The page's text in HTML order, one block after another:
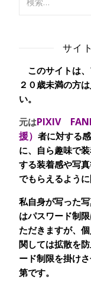
サイ
このサイトは、
２０歳未満の方
い。
元はPIXIV
援） 者に対する
に、自ら趣味で
する装着感や写
でもらえるように
私自身が写った
はパスワード制
ただきますが、
関しては拡散を
ード制限を掛け
第です。